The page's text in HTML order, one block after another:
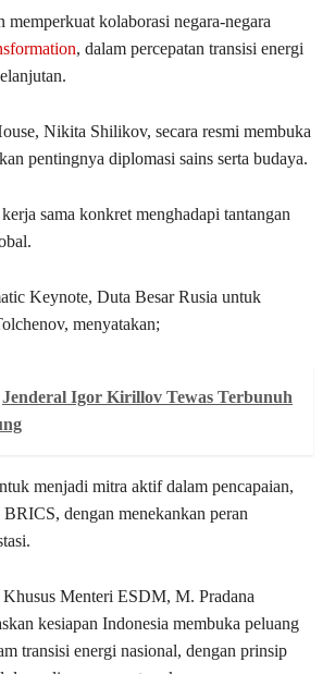
kolaborasi negara-negara
, dalam percepatan transisi energi
Nikita Shilikov, secara resmi membuka
pentingnya diplomasi sains serta budaya.
sama konkret menghadapi tantangan
Keynote, Duta Besar Rusia untuk
menyatakan;
Jenderal Igor Kirillov Tewas Terbunuh
menjadi mitra aktif dalam pencapaian,
dengan menekankan peran
Khusus Menteri ESDM, M. Pradana
kesiapan Indonesia membuka peluang
transisi energi nasional, dengan prinsip